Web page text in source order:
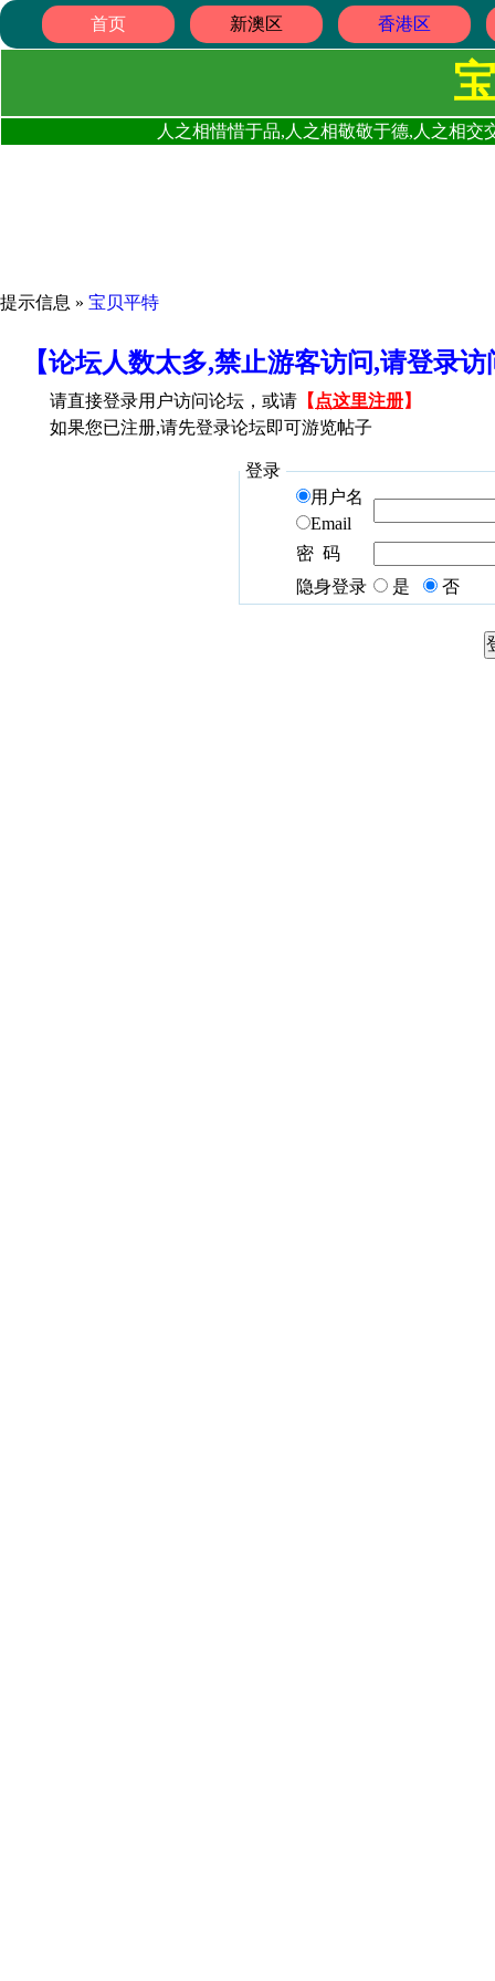
首页 新澳区 香港区
人之相惜惜于品,人之相敬敬于德,人之相
提示信息 » 宝贝平特
【论坛人数太多,禁止游客访问,请登录
请直接登录用户访问论坛，或请 【 点这里注册】
如果您已注册,请先登录论坛即可游览帖子
登录
用户名
Email
密 码
隐身登录
是 否